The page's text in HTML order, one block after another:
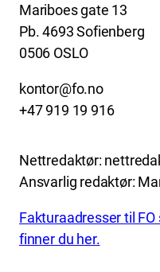
Mariboes gate 13
Pb. 4693 Sofienberg
0506 OSLO
kontor@fo.no
+47 919 19 916
Nettredaktør:
Ansvarlig redaktør:
Fakturaadresser til
finner du her.